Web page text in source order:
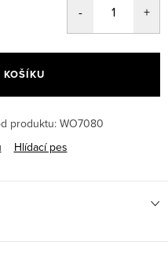
produktu:WO7080
Hlídací pes